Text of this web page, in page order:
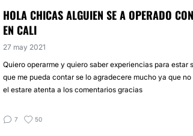
HOLA CHICAS ALGUIEN SE A OPERADO
EN CALI
27 may 2021
Quiero operarme y quiero saber experiencias para estar
que me pueda contar se lo agradecere mucho ya que
el estare atenta a los comentarios gracias
7 50